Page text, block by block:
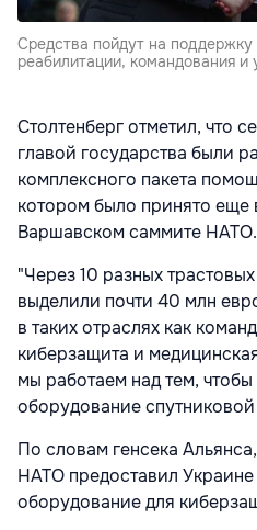
Средства пойдут на
реабилитации, командования и
Столтенберг отметил, что
главой государства были
комплексного пакета
котором было принято еще
Варшавском саммите НАТО.
"Через 10 разных
выделили почти 40 млн
в таких отраслях как
киберзащита и
мы работаем над тем,
оборудование
По словам генсека
НАТО предоставил
оборудование для